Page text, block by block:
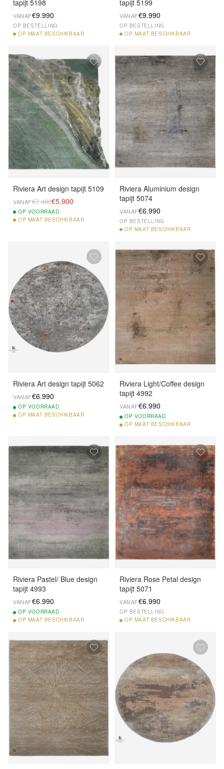
tapijt 5198
VANAF€9.990
OP BESTELLING
OP MAAT BESCHIKBAAR
tapijt 5199
VANAF€9.990
OP BESTELLING
OP MAAT BESCHIKBAAR
Riviera Art design tapijt 5109
VANAF€7.490€5.900
OP VOORRAAD
OP MAAT BESCHIKBAAR
Riviera Aluminium design
tapijt 5074
VANAF€6.990
OP BESTELLING
OP MAAT BESCHIKBAAR
Riviera Art design tapijt 5062
VANAF€6.990
OP VOORRAAD
OP MAAT BESCHIKBAAR
Riviera Light/Coffee design
tapijt 4992
VANAF€6.990
OP VOORRAAD
OP MAAT BESCHIKBAAR
Riviera Pastel/ Blue design
tapijt 4993
VANAF€6.990
OP VOORRAAD
OP MAAT BESCHIKBAAR
Riviera Rose Petal design
tapijt 5071
VANAF€6.990
OP BESTELLING
OP MAAT BESCHIKBAAR